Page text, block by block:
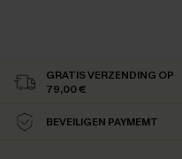
GRATIS VERZENDING OP
79,00 €
BEVEILIGEN PAYMEMT